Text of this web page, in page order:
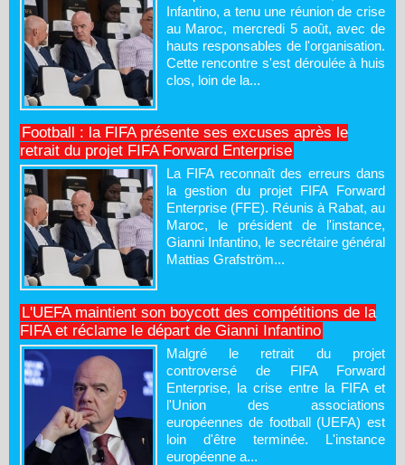
Infantino, a tenu une réunion de crise
au Maroc, mercredi 5 août, avec de
hauts responsables de l'organisation.
Cette rencontre s'est déroulée à huis
clos, loin de la...
Football : la FIFA présente ses excuses après le
retrait du projet FIFA Forward Enterprise
La FIFA reconnaît des erreurs dans
la gestion du projet FIFA Forward
Enterprise (FFE). Réunis à Rabat, au
Maroc, le président de l'instance,
Gianni Infantino, le secrétaire général
Mattias Grafström...
L'UEFA maintient son boycott des compétitions de la
FIFA et réclame le départ de Gianni Infantino
Malgré le retrait du projet
controversé de FIFA Forward
Enterprise, la crise entre la FIFA et
l'Union des associations
européennes de football (UEFA) est
loin d'être terminée. L'instance
européenne a...